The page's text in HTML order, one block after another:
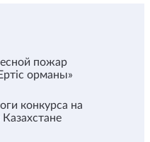
пожар
орманы»
конкурса на